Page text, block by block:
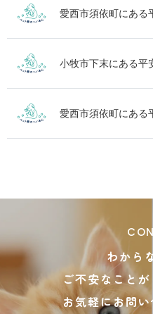
愛西市須依町にあ
小牧市下末にある
愛西市須依町にあ
わから
ご不安なこと
お気軽にお問